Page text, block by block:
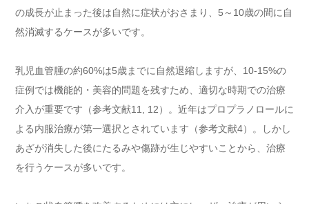
の成長が止まった後は自然に症状がおさまり、5～10歳の間に自
然消滅するケースが多いです。
乳児血管腫の約60%は5歳までに自然退縮しますが、10-15%の
症例では機能的・美容的問題を残すため、適切な時期での治療
介入が重要です（参考文献11, 12）。近年はプロプラノロールに
よる内服治療が第一選択とされています（参考文献4）。しかし
あざが消失した後にたるみや傷跡が生じやすいことから、治療
を行うケースが多いです。